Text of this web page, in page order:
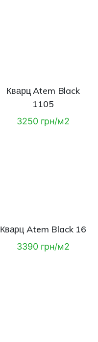
Кварц Atem Black
1105
3250 грн/м2
Кварц Atem Black 16
3390 грн/м2